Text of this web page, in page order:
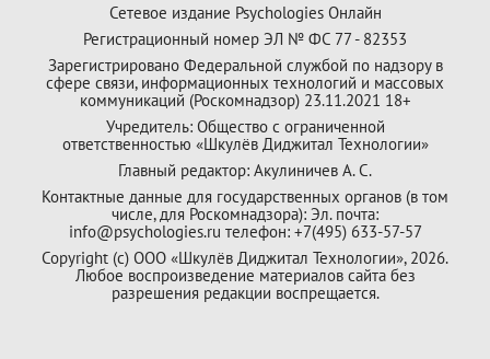
Сетевое издание Psychologies Онлайн
Регистрационный номер ЭЛ № ФС 77 - 82353
Зарегистрировано Федеральной службой по надзору в
сфере связи, информационных технологий и массовых
коммуникаций (Роскомнадзор) 23.11.2021 18+
Учредитель: Общество с ограниченной
ответственностью «Шкулёв Диджитал Технологии»
Главный редактор: Акулиничев А. С.
Контактные данные для государственных органов (в том
числе, для Роскомнадзора): Эл. почта:
info@psychologies.ru телефон: +7(495) 633-57-57
Copyright (с) ООО «Шкулёв Диджитал Технологии», 2026.
Любое воспроизведение материалов сайта без
разрешения редакции воспрещается.